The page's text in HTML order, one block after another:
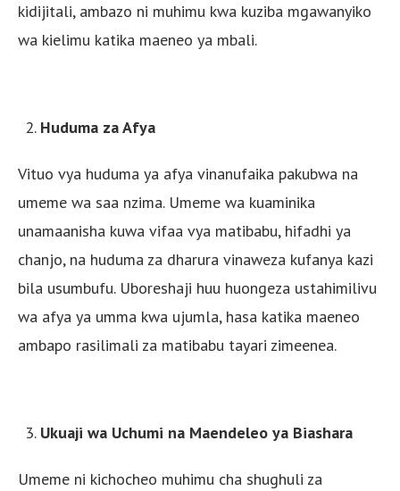
kidijitali, ambazo ni muhimu kwa kuziba mgawanyiko
wa kielimu katika maeneo ya mbali.
Huduma za Afya
Vituo vya huduma ya afya vinanufaika pakubwa na
umeme wa saa nzima. Umeme wa kuaminika
unamaanisha kuwa vifaa vya matibabu, hifadhi ya
chanjo, na huduma za dharura vinaweza kufanya kazi
bila usumbufu. Uboreshaji huu huongeza ustahimilivu
wa afya ya umma kwa ujumla, hasa katika maeneo
ambapo rasilimali za matibabu tayari zimeenea.
Ukuaji wa Uchumi na Maendeleo ya Biashara
Umeme ni kichocheo muhimu cha shughuli za